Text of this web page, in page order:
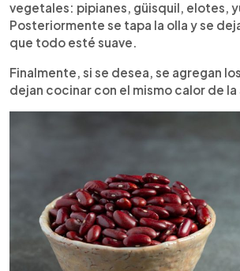
vegetales: pipianes, güisquil, elotes,
Posteriormente se tapa la olla y se
que todo esté suave.
Finalmente, si se desea, se agregan
dejan cocinar con el mismo calor de la